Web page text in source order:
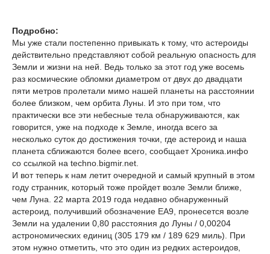
Подробно:
Мы уже стали постепенно привыкать к тому, что астероиды
действительно представляют собой реальную опасность для
Земли и жизни на ней. Ведь только за этот год уже восемь
раз космические обломки диаметром от двух до двадцати
пяти метров пролетали мимо нашей планеты на расстоянии
более близком, чем орбита Луны. И это при том, что
практически все эти небесные тела обнаруживаются, как
говорится, уже на подходе к Земле, иногда всего за
несколько суток до достижения точки, где астероид и наша
планета сближаются более всего, сообщает Хроника.инфо
со ссылкой на techno.bigmir.net.
И вот теперь к нам летит очередной и самый крупный в этом
году странник, который тоже пройдет возле Земли ближе,
чем Луна. 22 марта 2019 года недавно обнаруженный
астероид, получивший обозначение EA9, пронесется возле
Земли на удалении 0,80 расстояния до Луны / 0,00204
астрономических единиц (305 179 км / 189 629 миль). При
этом нужно отметить, что это один из редких астероидов,